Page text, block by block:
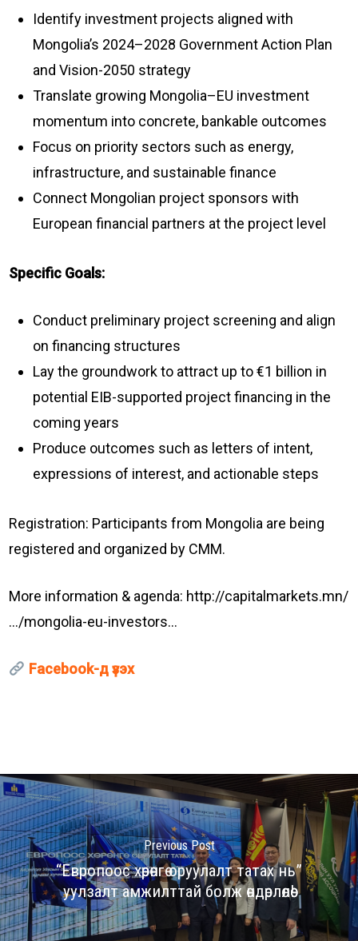
Identify investment projects aligned with
Mongolia’s 2024–2028 Government Action Plan
and Vision-2050 strategy
Translate growing Mongolia–EU investment
momentum into concrete, bankable outcomes
Focus on priority sectors such as energy,
infrastructure, and sustainable finance
Connect Mongolian project sponsors with
European financial partners at the project level
Specific Goals:
Conduct preliminary project screening and align
on financing structures
Lay the groundwork to attract up to €1 billion in
potential EIB-supported project financing in the
coming years
Produce outcomes such as letters of intent,
expressions of interest, and actionable steps
Registration: Participants from Mongolia are being
registered and organized by CMM.
More information & agenda: http://capitalmarkets.mn/
…/mongolia-eu-investors…
Facebook-д үзэх
Previous Post
“Европоос хөрөнгө оруулалт татах нь”
уулзалт амжилттай болж өндөрлөлөө!